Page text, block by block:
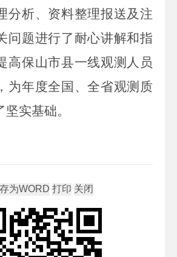
分析、资料整理报送及注
问题进行了耐心讲解和指
高保山市县一线观测人员
为年度全国、全省观测质
坚实基础。